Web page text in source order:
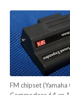
FM chipset